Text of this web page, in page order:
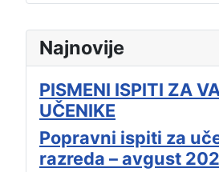
Najnovije
PISMENI ISPITI ZA
UČENIKE
Popravni ispiti za
razreda – avgust